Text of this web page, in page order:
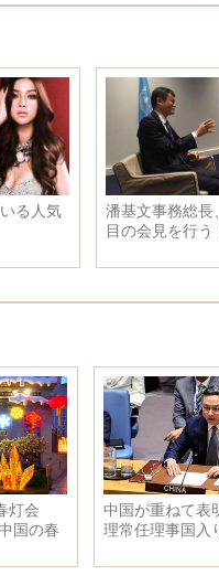
潘基文事務総長、馬雲氏と三度
目の会見を行う：ビッグデータ